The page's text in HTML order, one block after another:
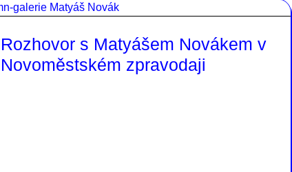
Rozhovor s Matyášem Novákem v
Novoměstském zpravodaji